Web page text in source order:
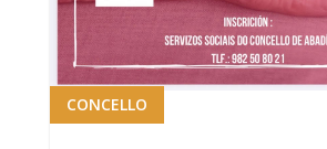
CONCELLO